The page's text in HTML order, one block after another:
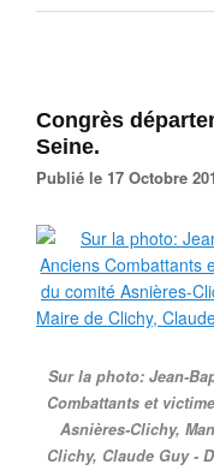
Congrès
Seine.
Publié le 17 Octobre
Sur la photo: Jean-
Combattants et
Asnières-Clichy,
Clichy, Claude Guy -